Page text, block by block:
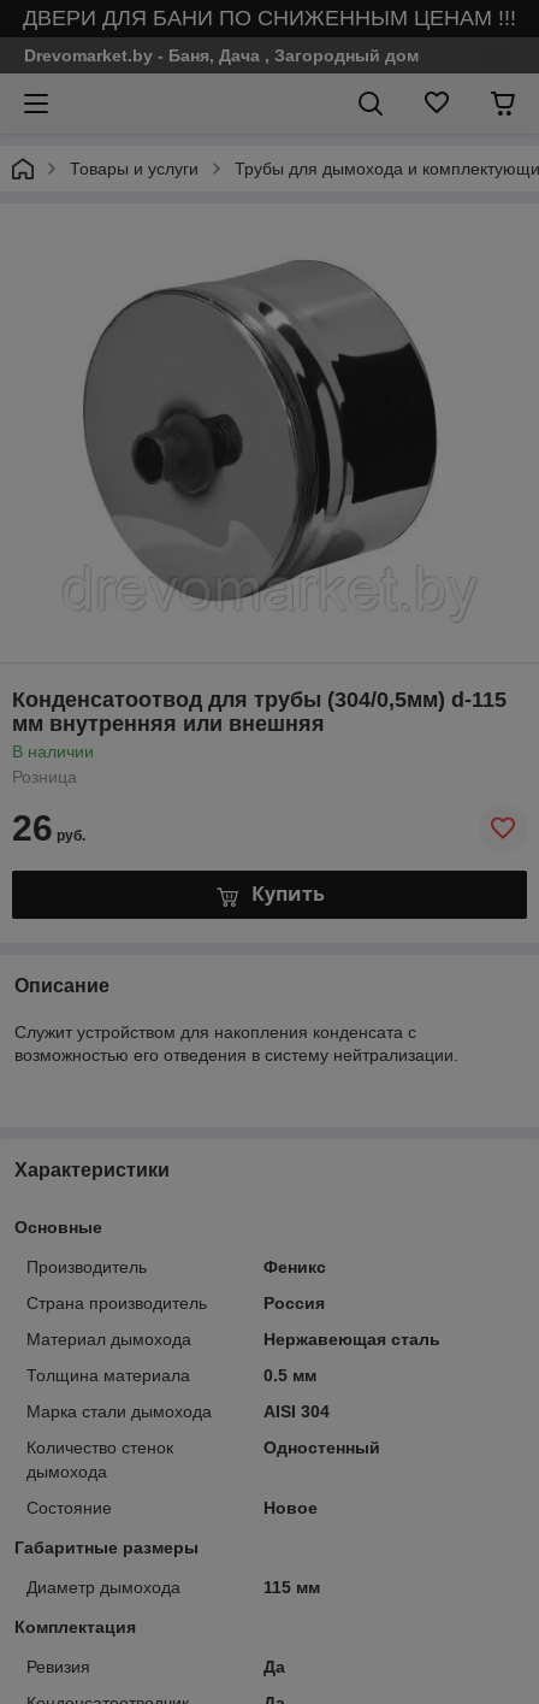
ДВЕРИ ДЛЯ БАНИ ПО СНИЖЕННЫМ ЦЕНАМ !!!
Drevomarket.by - Баня, Дача , Загородный дом
Товары и услуги Трубы для дымохода и
Конденсатоотвод для трубы (304/0,5мм) d-115
мм внутренняя или внешняя
В наличии
Розница
26 руб.
Купить
Описание
Служит устройством для накопления конденсата с
возможностью его отведения в систему нейтрализации.
Характеристики
Основные
Производитель
Феникс
Страна производитель
Россия
Материал дымохода
Нержавеющая сталь
Толщина материала
0.5 мм
Марка стали дымохода
AISI 304
Количество стенок
дымохода
Одностенный
Состояние Новое
Габаритные размеры
Диаметр дымохода 115 мм
Комплектация
Ревизия
Да